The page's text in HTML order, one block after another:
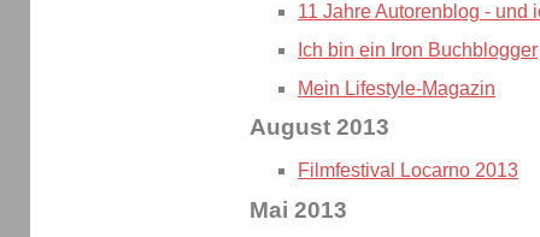
11 Jahre Autorenblog - und
Ich bin ein Iron Buchblogger
Mein Lifestyle-Magazin
August 2013
Filmfestival Locarno 2013
Mai 2013